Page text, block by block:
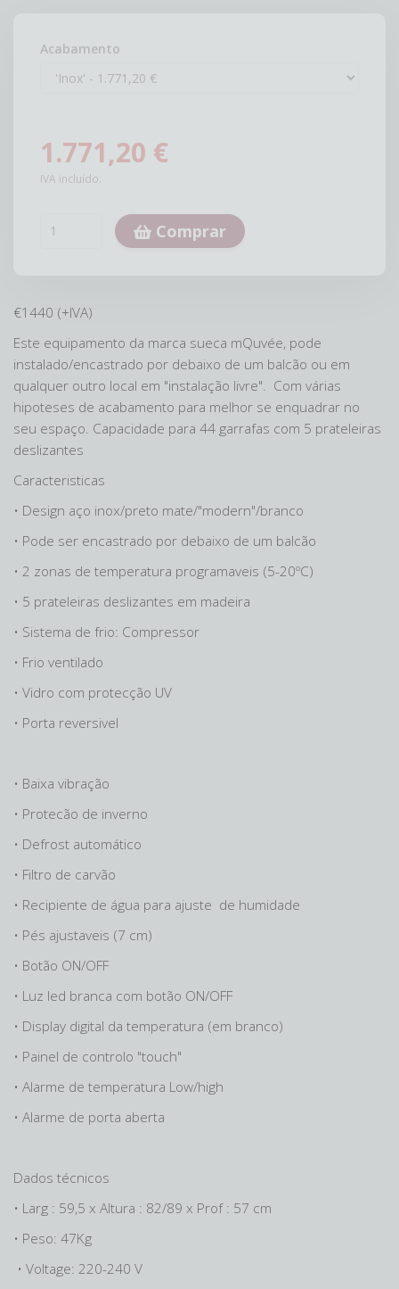
Acabamento
1.771,20 €
IVA incluído.
Comprar
€1440 (+IVA)
Este equipamento da marca sueca mQuvée, pode
instalado/encastrado por debaixo de um balcão ou em
qualquer outro local em "instalação livre". Com várias
hipoteses de acabamento para melhor se enquadrar no
seu espaço. Capacidade para 44 garrafas com 5 prateleiras
deslizantes
Caracteristicas
• Design aço inox/preto mate/"modern"/branco
• Pode ser encastrado por debaixo de um balcão
• 2 zonas de temperatura programaveis (5-20ºC)
• 5 prateleiras deslizantes em madeira
• Sistema de frio: Compressor
• Frio ventilado
• Vidro com protecção UV
• Porta reversivel
• Baixa vibração
• Protecão de inverno
• Defrost automático
• Filtro de carvão
• Recipiente de água para ajuste de humidade
• Pés ajustaveis (7 cm)
• Botão ON/OFF
• Luz led branca com botão ON/OFF
• Display digital da temperatura (em branco)
• Painel de controlo "touch"
• Alarme de temperatura Low/high
• Alarme de porta aberta
Dados técnicos
• Larg : 59,5 x Altura : 82/89 x Prof : 57 cm
• Peso: 47Kg
• Voltage: 220-240 V